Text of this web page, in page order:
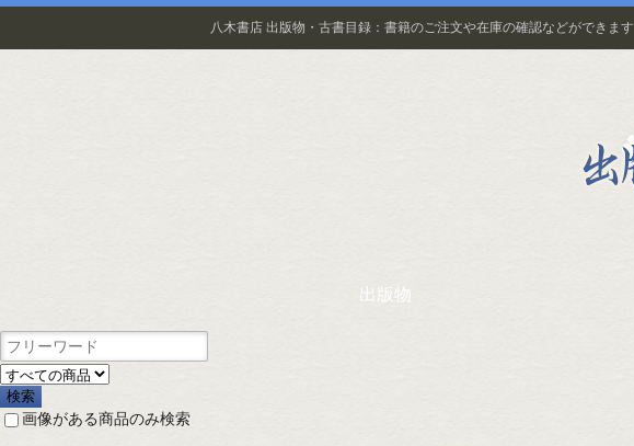
八木書店 出版物・古書目録：書籍のご注文や在庫の確認などができます
出版物
画像がある商品のみ検索